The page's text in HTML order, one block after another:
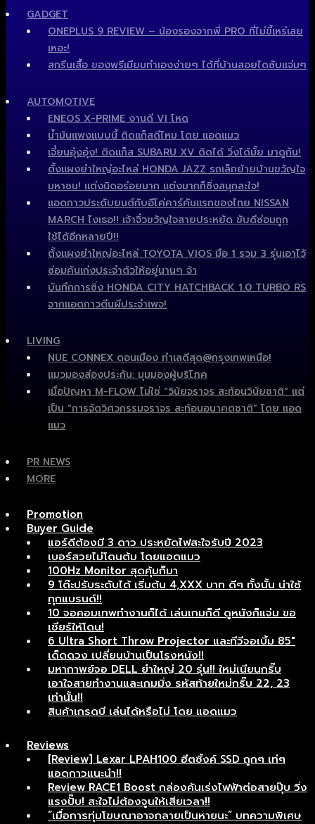
GADGET
ONEPLUS 9 REVIEW – น้องรองจากพี่ PRO ที่ไม่ขี้เหร่เลย
เหอะ!
สกรีนเสื้อ ของพรีเมียมทำเองง่ายๆ ได้ที่บ้านสอยไดซับแจ่มๆ
AUTOMOTIVE
ENEOS X-PRIME งานดี VI โหด
น้ำมันแพงแบบนี้ ติดแก็สดีไหม โดย แอดแมว
เจี๋ยนอุ๋งอุ๋ง! ติดแก็ส SUBARU XV ติดได้ วิ่งได้มั้ย มาดูกัน!
ตั้งแผงยำใหญ่อะไหล่ HONDA JAZZ รถเล็กย้ายบ้านขวัญใจ
มหาชน! แต่งนิดอร่อยมาก แต่งมากก็ซิ่งสนุกสะใจ!
แอดกาวประดับยนต์กับอีโค่คาร์คันแรกของไทย NISSAN
MARCH ไงเธอ!! เจ้าจิ๋วขวัญใจสายประหยัด ขับดีซ่อมถูก
ใช้ได้อีกหลายปี!!
ตั้งแผงยำใหญ่อะไหล่ TOYOTA VIOS มือ 1 รวม 3 รุ่นเอาไว้
ซ่อมคันเก่งประจำตัวให้อยู่นานๆ จ้า
บันทึกการซิ่ง HONDA CITY HATCHBACK 1.0 TURBO RS
จากแอดกาวตีนผีประจำเพจ!
LIVING
NUE CONNEX ดอนเมือง ทำเลดีสุด@กรุงเทพเหนือ!
แมวมองส่องประกัน: มุมมองผู้บริโภค
เมื่อปัญหา M-FLOW ไม่ใช่ “วินัยจราจร สะท้อนวินัยชาติ” แต่
เป็น “การจัดวิศวกรรมจราจร สะท้อนอนาคตชาติ” โดย แอด
แมว
PR NEWS
MORE
Promotion
Buyer Guide
แอร์ดีต้องมี 3 ดาว ประหยัดไฟสะใจรับปี 2023
เบอร์สวยไม่โดนต้ม โดยแอดแมว
100Hz Monitor สุดคุ้มก็มา
9 โต๊ะปรับระดับได้ เริ่มต้น 4,XXX บาท ดีๆ ทั้งนั้น น่าใช้
ทุกแบรนด์!!
10 จอคอมเทพทำงานก็ได้ เล่นเกมก็ดี ดูหนังก็แจ่ม ขอ
เชียร์ให้โดน!
6 Ultra Short Throw Projector และทีวีจอเบิ้ม 85″
เด็ดดวง เปลี่ยนบ้านเป็นโรงหนัง!!
มหากาพย์จอ DELL ยำใหญ่ 20 รุ่น!! ใหม่เนียนกริ๊บ
เอาใจสายทำงานและเกมมิ่ง รหัสท้ายใหม่กริ๊บ 22, 23
เท่านั้น!!
สินค้าเกรดบี เล่นได้หรือไม่ โดย แอดแมว
Reviews
[Review] Lexar LPAH100 ฮีตซิ้งค์ SSD ถูกๆ เท่ๆ
แอดกาวแนะนำ!!
Review RACE1 Boost กล่องคันเร่งไฟฟ้าต่อสายปุ๊บ วิ่ง
แรงปั๊บ! สะใจไม่ต้องจูนให้เสียเวลา!!
“เมื่อการทุ่มโฆษณาอาจกลายเป็นหายนะ” บทความพิเศษ